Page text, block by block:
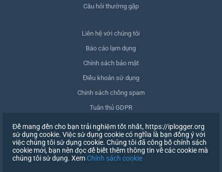
Câu hỏi thường gặp
Liên hệ với chúng tôi
Báo cáo lạm dụng
Chính sách bảo mật
Điều khoản sử dụng
Chính sách chống spam
Tuân thủ GDPR
Xóa dữ liệu của tôi
Rút lại sự đồng ý
Để mang đến cho bạn trải nghiệm tốt nhất, https://iplogger.org
sử dụng cookie. Việc sử dụng cookie có nghĩa là bạn đồng ý với
việc chúng tôi sử dụng cookie. Chúng tôi đã công bố chính sách
cookie mới, bạn nên đọc để biết thêm thông tin về các cookie mà
chúng tôi sử dụng. Xem Chính sách cookie